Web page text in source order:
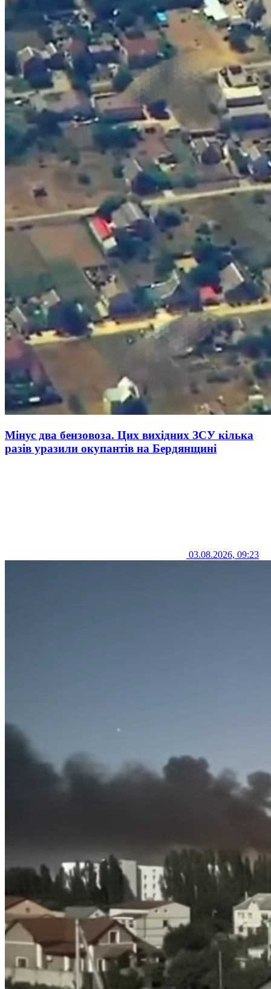
Мінус два бензовоза. Цих вихідних ЗСУ кілька
разів уразили окупантів на Бердянщині
03.08.2026, 09:23